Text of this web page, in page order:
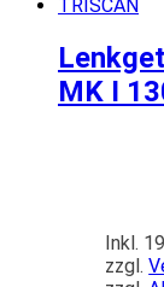
MK I
Inkl.
zzgl.